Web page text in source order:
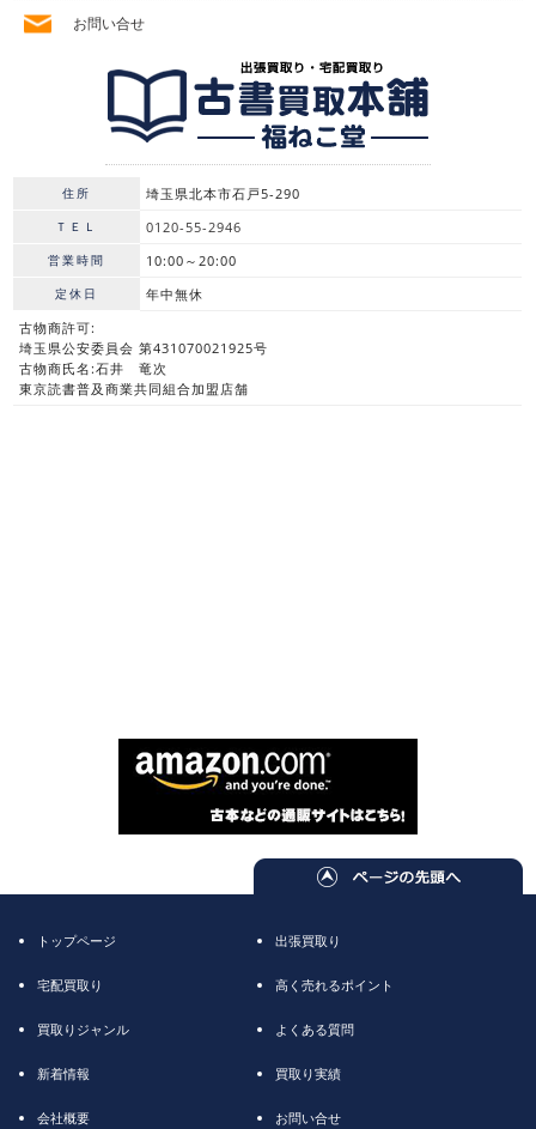
お問い合せ
住所 埼玉県北本市石戸5-290
ＴＥＬ 0120-55-2946
営業時間 10:00～20:00
定休日
年中無休
古物商許可:
埼玉県公安委員会 第431070021925号
古物商氏名:石井 竜次
東京読書普及商業共同組合加盟店舗
トップページ 出張買取り
宅配買取り 高く売れるポイント
買取りジャンル よくある質問
新着情報 買取り実績
会社概要 お問い合せ